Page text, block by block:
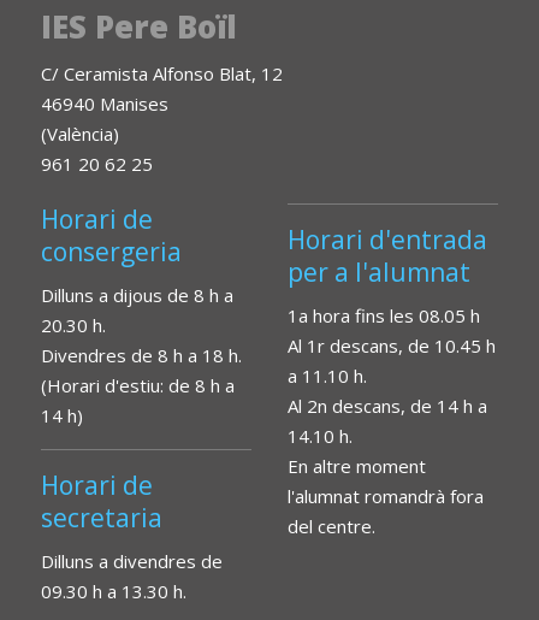
IES Pere Boïl
C/ Ceramista Alfonso Blat, 12
46940 Manises
(València)
961 20 62 25
Horari de
consergeria
Dilluns a dijous de 8 h a
20.30 h.
Divendres de 8 h a 18 h.
(Horari d'estiu: de 8 h a
14 h)
Horari de
secretaria
Dilluns a divendres de
09.30 h a 13.30 h.
Horari d'entrada
per a l'alumnat
1a hora fins les 08.05 h
Al 1r descans, de 10.45 h
a 11.10 h.
Al 2n descans, de 14 h a
14.10 h.
En altre moment
l'alumnat romandrà fora
del centre.